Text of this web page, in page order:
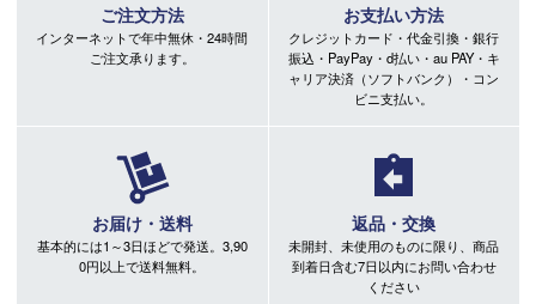
ご注文方法
インターネットで年中無休・24時間
ご注文承ります。
お支払い方法
クレジットカード・代金引換・銀行
振込・PayPay・d払い・au PAY・キ
ャリア決済（ソフトバンク）・コン
ビニ支払い。
お届け・送料
基本的には1～3日ほどで発送。3,90
0円以上で送料無料。
返品・交換
未開封、未使用のものに限り、商品
到着日含む7日以内にお問い合わせ
ください